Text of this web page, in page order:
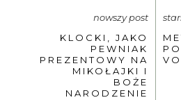
nowszy post
KLOCKI, JAKO
PEWNIAK
PREZENTOWY NA
MIKOŁAJKI I
BOŻE
NARODZENIE